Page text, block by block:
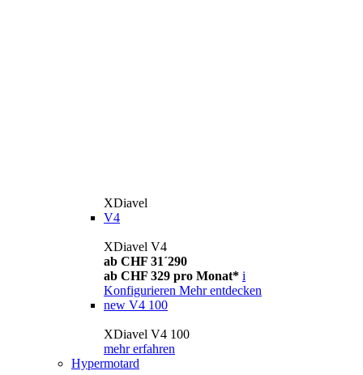
XDiavel
V4
XDiavel V4
ab CHF 31´290
ab CHF 329 pro Monat* i
Konfigurieren Mehr entdecken
new V4 100
XDiavel V4 100
mehr erfahren
Hypermotard